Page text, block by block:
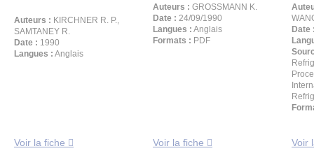
Auteurs : KIRCHNER R. P.,
SAMTANEY R.
Date : 1990
Langues : Anglais
Voir la fiche
Auteurs : GROSSMANN K.
Date : 24/09/1990
Langues : Anglais
Formats : PDF
Voir la fiche
Date
Voir